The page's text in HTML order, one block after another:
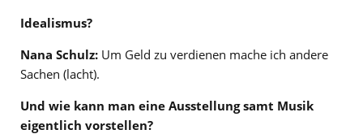
Idealismus?
Nana Schulz: Um Geld zu verdienen mache ich andere
Sachen (lacht).
Und wie kann man eine Ausstellung samt Musik
eigentlich vorstellen?